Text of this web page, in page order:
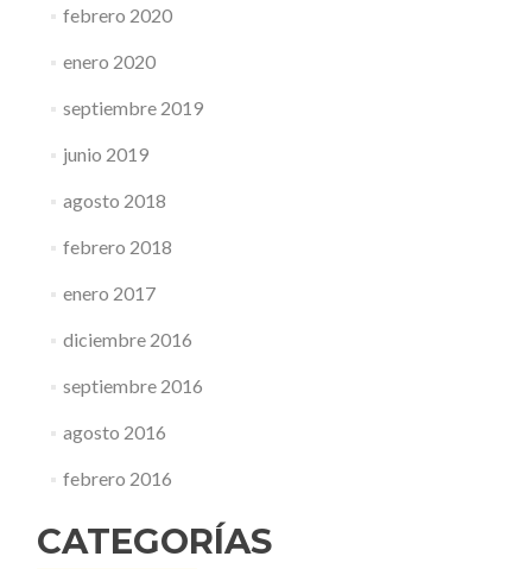
febrero 2020
enero 2020
septiembre 2019
junio 2019
agosto 2018
febrero 2018
enero 2017
diciembre 2016
septiembre 2016
agosto 2016
febrero 2016
CATEGORÍAS